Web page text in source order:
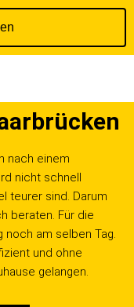
nach einem
nicht schnell
teurer sind. Darum
beraten. Für die
noch am selben Tag.
und ohne
gelangen.